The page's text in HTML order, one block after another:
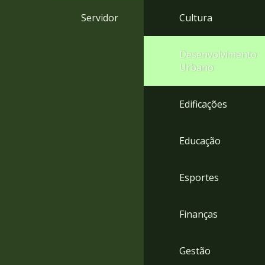
Servidor Cultura
Desenvolvimento
Urbano
Edificações
Educação
Esportes
Finanças
Gestão